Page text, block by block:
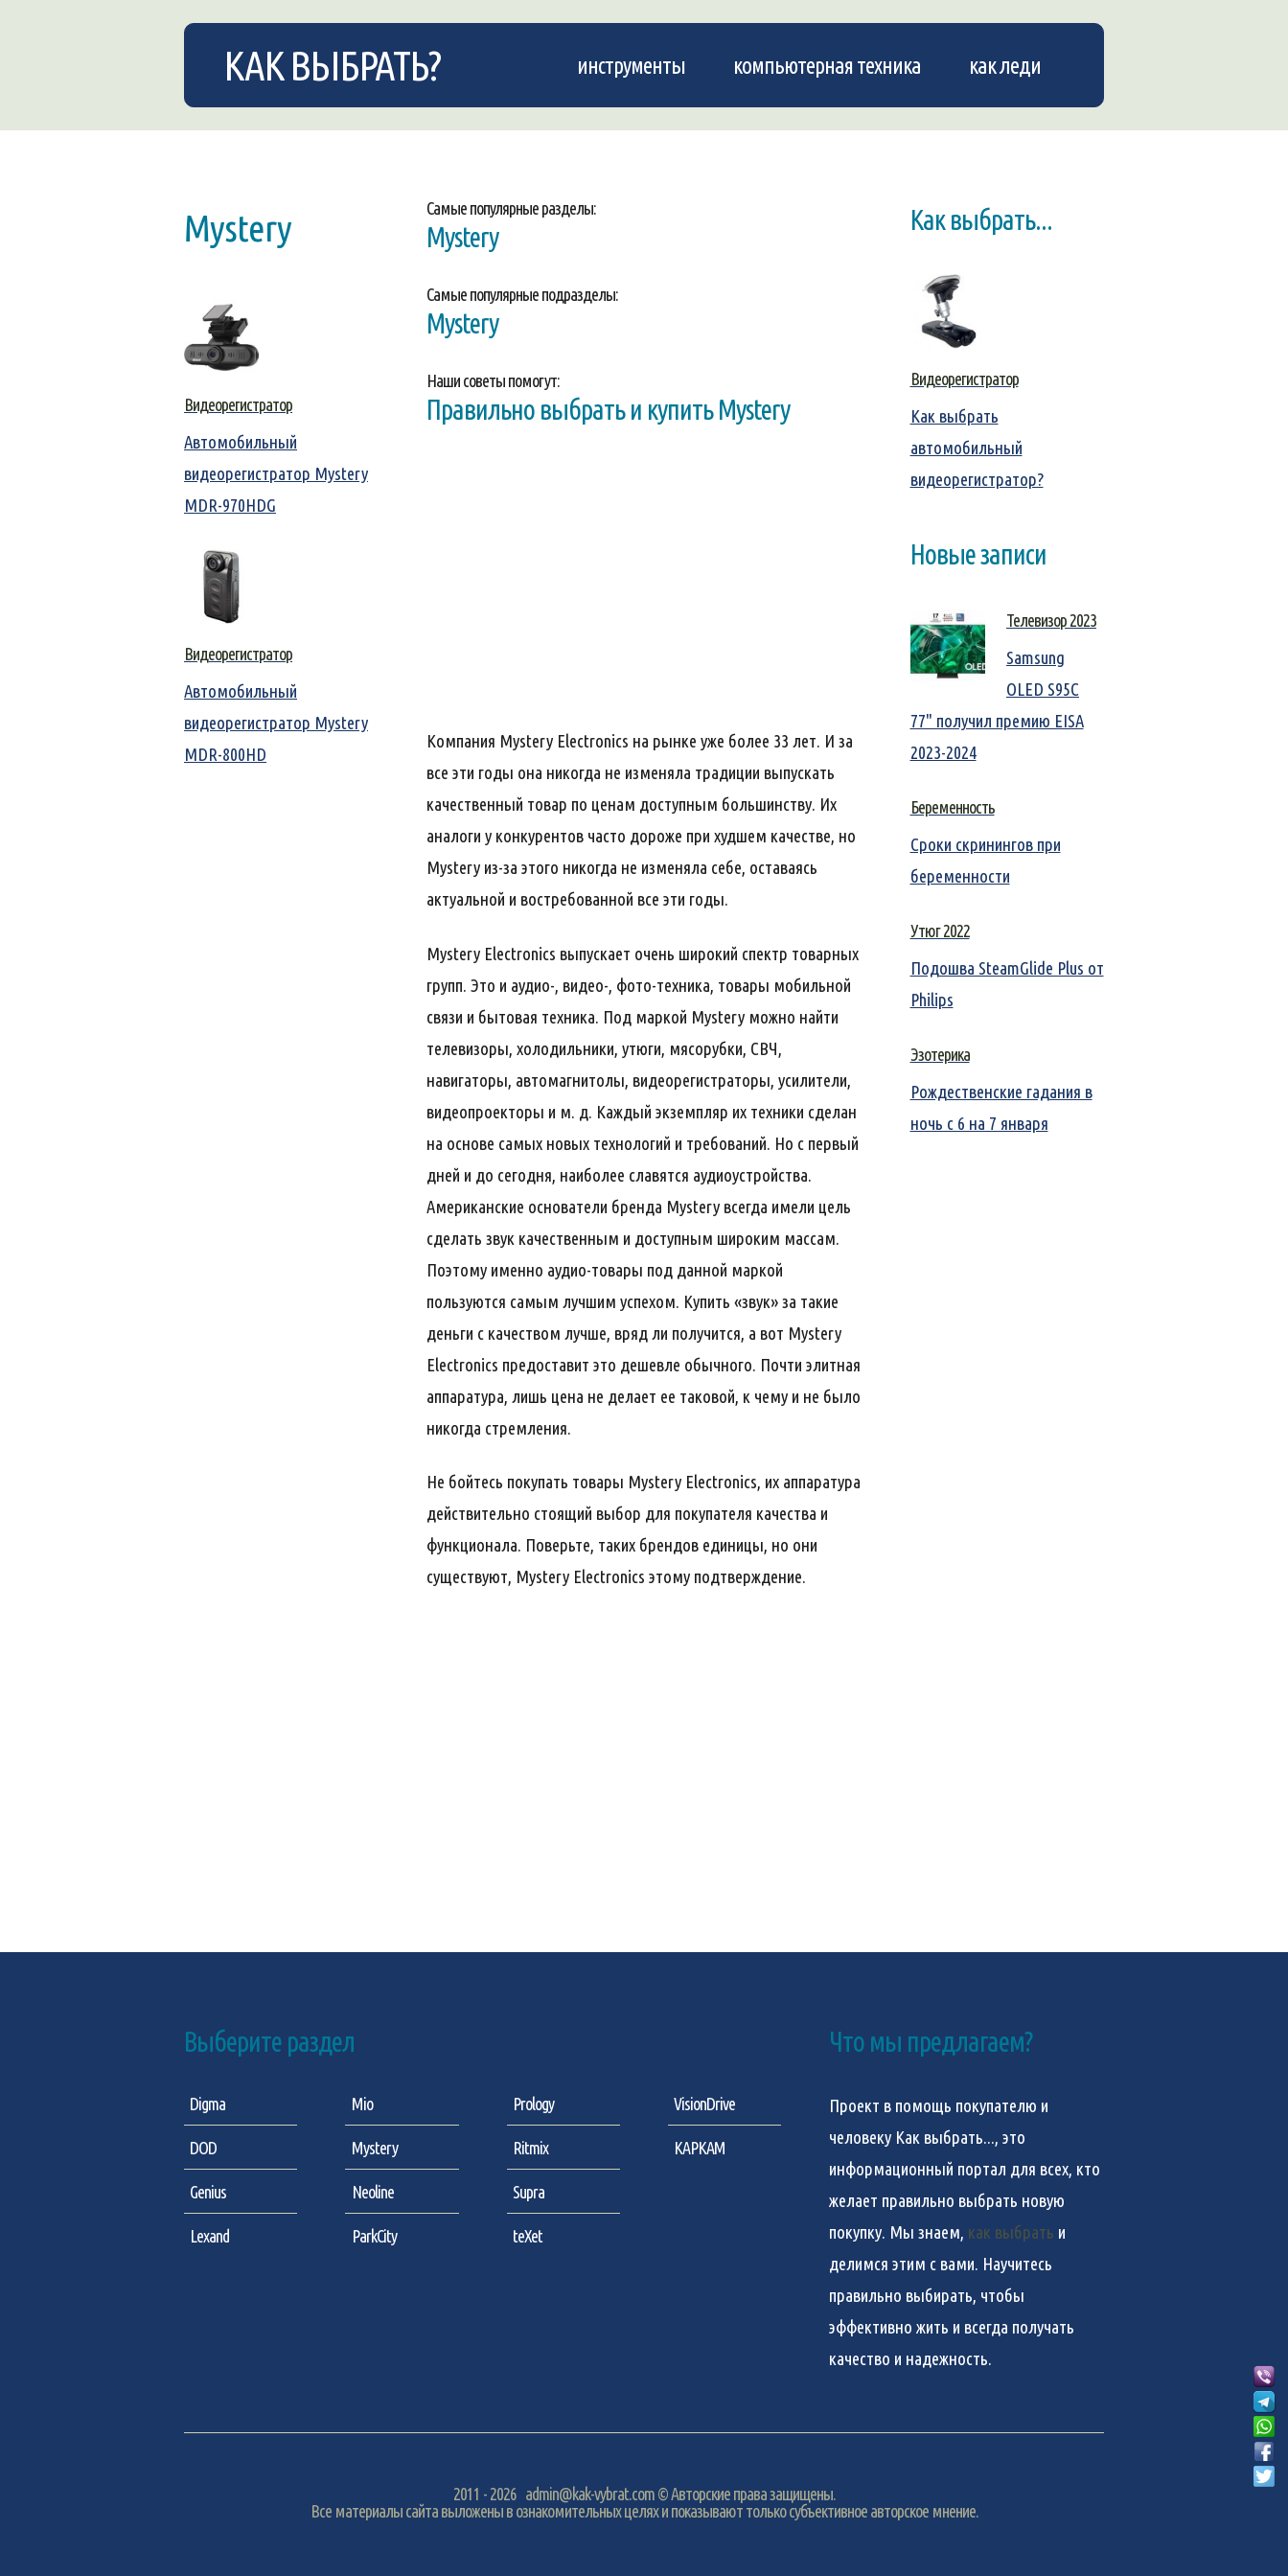
КАК ВЫБРАТЬ? инструменты компьютерная техника как леди
Mystery
Видеорегистратор
Автомобильный
видеорегистратор Mystery
MDR-970HDG
Видеорегистратор
Автомобильный
видеорегистратор Mystery
MDR-800HD
Самые популярные разделы:
Mystery
Самые популярные подразделы:
Mystery
Наши советы помогут:
Правильно выбрать и купить Mystery
Компания Mystery Electronics на рынке уже более 33 лет. И за
все эти годы она никогда не изменяла традиции выпускать
качественный товар по ценам доступным большинству. Их
аналоги у конкурентов часто дороже при худшем качестве, но
Mystery из-за этого никогда не изменяла себе, оставаясь
актуальной и востребованной все эти годы.
Mystery Electronics выпускает очень широкий спектр товарных
групп. Это и аудио-, видео-, фото-техника, товары мобильной
связи и бытовая техника. Под маркой Mystery можно найти
телевизоры, холодильники, утюги, мясорубки, СВЧ,
навигаторы, автомагнитолы, видеорегистраторы, усилители,
видеопроекторы и м. д. Каждый экземпляр их техники сделан
на основе самых новых технологий и требований. Но с первый
дней и до сегодня, наиболее славятся аудиоустройства.
Американские основатели бренда Mystery всегда имели цель
сделать звук качественным и доступным широким массам.
Поэтому именно аудио-товары под данной маркой
пользуются самым лучшим успехом. Купить «звук» за такие
деньги с качеством лучше, вряд ли получится, а вот Mystery
Electronics предоставит это дешевле обычного. Почти элитная
аппаратура, лишь цена не делает ее таковой, к чему и не было
никогда стремления.
Не бойтесь покупать товары Mystery Electronics, их аппаратура
действительно стоящий выбор для покупателя качества и
функционала. Поверьте, таких брендов единицы, но они
существуют, Mystery Electronics этому подтверждение.
Как выбрать...
Видеорегистратор
Как выбрать
автомобильный
видеорегистратор?
Новые записи
Телевизор 2023
Samsung
OLED S95C
77" получил премию EISA
2023-2024
Беременность
Сроки скринингов при
беременности
Утюг 2022
Подошва SteamGlide Plus от
Philips
Эзотерика
Рождественские гадания в
ночь с 6 на 7 января
Выберите раздел
Digma
DOD
Genius
Lexand
Mio
Mystery
Neoline
ParkCity
Prology
Ritmix
Supra
teXet
VisionDrive
КАРКАМ
Что мы предлагаем?
Проект в помощь покупателю и
человеку Как выбрать..., это
информационный портал для всех, кто
желает правильно выбрать новую
покупку. Мы знаем, как выбрать и
делимся этим с вами. Научитесь
правильно выбирать, чтобы
эффективно жить и всегда получать
качество и надежность.
2011 - 2026 admin@kak-vybrat.com© Авторские права защищены.
Все материалы сайта выложены в ознакомительных целях и показывают только субъективное авторское мнение.